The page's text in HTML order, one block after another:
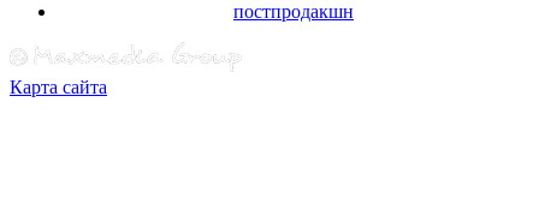
постпродакшн
Карта сайта